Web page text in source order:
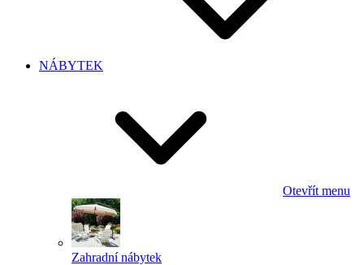
NÁBYTEK
Otevřít menu
Zahradní nábytek